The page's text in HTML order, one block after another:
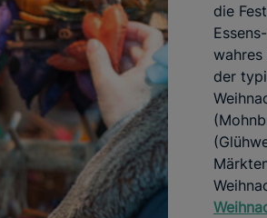
die
wahres
der